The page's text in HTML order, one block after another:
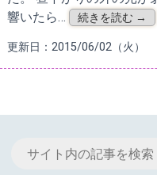
響いたら…
続きを読む →
更新日：2015/06/02（火）